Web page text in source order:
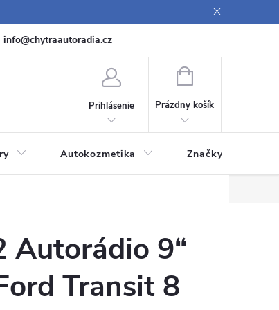
411 (Po-Pá 9:00-12:00, 12:30-14:00)
info@chytraautoradia.cz
Prihlásenie
NÁKUPNÝ
Prázdny košík
Autokozmetika Značky
Autorádio 9“
Transit 8